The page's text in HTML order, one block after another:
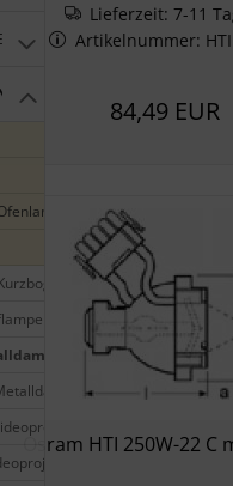
Lieferzeit: 7-11
Artikelnummer:
84,49 EUR
Osram HTI 250W-22 C